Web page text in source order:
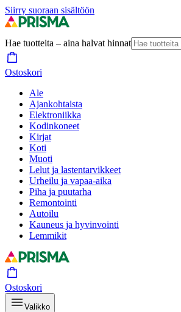
Siirry suoraan sisältöön
Hae tuotteita – aina halvat hinnat
Ostoskori
Ale
Ajankohtaista
Elektroniikka
Kodinkoneet
Kirjat
Koti
Muoti
Lelut ja lastentarvikkeet
Urheilu ja vapaa-aika
Piha ja puutarha
Remontointi
Autoilu
Kauneus ja hyvinvointi
Lemmikit
Ostoskori
Valikko